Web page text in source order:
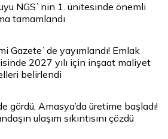
NGS`nin 1. ünitesinde önemli
tamamlandı
Gazete`de yayımlandı! Emlak
2027 yılı için inşaat maliyet
belirlendi
gördü, Amasya’da üretime başladı!
ulaşım sıkıntısını çözdü